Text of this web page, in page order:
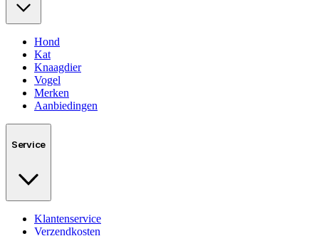
Hond
Kat
Knaagdier
Vogel
Merken
Aanbiedingen
Service
Klantenservice
Verzendkosten